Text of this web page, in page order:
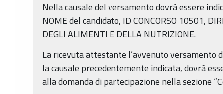
Nella causale del versamento dovrà essere
NOME del candidato, ID CONCORSO 10501,
DEGLI ALIMENTI E DELLA NUTRIZIONE.
La ricevuta attestante l’avvenuto versamento
la causale precedentemente indicata, dovrà
alla domanda di partecipazione nella sezione